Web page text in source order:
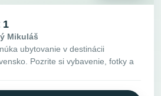
1
Mikuláš
ubytovanie v destinácii
Pozrite si vybavenie, fotky a